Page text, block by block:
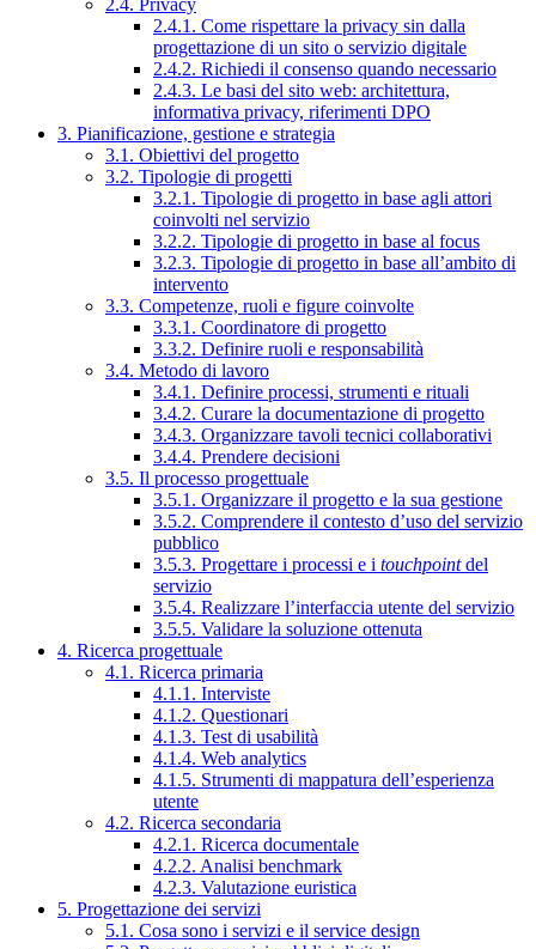
2.4. Privacy
2.4.1. Come rispettare la privacy sin dalla
progettazione di un sito o servizio digitale
2.4.2. Richiedi il consenso quando necessario
2.4.3. Le basi del sito web: architettura,
informativa privacy, riferimenti DPO
3. Pianificazione, gestione e strategia
3.1. Obiettivi del progetto
3.2. Tipologie di progetti
3.2.1. Tipologie di progetto in base agli attori
coinvolti nel servizio
3.2.2. Tipologie di progetto in base al focus
3.2.3. Tipologie di progetto in base all’ambito di
intervento
3.3. Competenze, ruoli e figure coinvolte
3.3.1. Coordinatore di progetto
3.3.2. Definire ruoli e responsabilità
3.4. Metodo di lavoro
3.4.1. Definire processi, strumenti e rituali
3.4.2. Curare la documentazione di progetto
3.4.3. Organizzare tavoli tecnici collaborativi
3.4.4. Prendere decisioni
3.5. Il processo progettuale
3.5.1. Organizzare il progetto e la sua gestione
3.5.2. Comprendere il contesto d’uso del servizio
pubblico
3.5.3. Progettare i processi e i touchpointdel
servizio
3.5.4. Realizzare l’interfaccia utente del servizio
3.5.5. Validare la soluzione ottenuta
4. Ricerca progettuale
4.1. Ricerca primaria
4.1.1. Interviste
4.1.2. Questionari
4.1.3. Test di usabilità
4.1.4. Web analytics
4.1.5. Strumenti di mappatura dell’esperienza
utente
4.2. Ricerca secondaria
4.2.1. Ricerca documentale
4.2.2. Analisi benchmark
4.2.3. Valutazione euristica
5. Progettazione dei servizi
5.1. Cosa sono i servizi e il service design